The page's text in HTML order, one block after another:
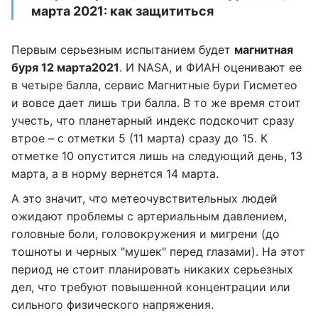
марта 2021: как защититься
Первым серьезным испытанием будет магнитная
буря 12 марта2021. И NASA, и ФИАН оценивают ее
в четыре балла, сервис Магнитные бури Гисметео
и вовсе дает лишь три балла. В то же время стоит
учесть, что планетарный индекс подскочит сразу
втрое – с отметки 5 (11 марта) сразу до 15. К
отметке 10 опустится лишь на следующий день, 13
марта, а в норму вернется 14 марта.
А это значит, что метеочувствительных людей
ожидают проблемы с артериальным давлением,
головные боли, головокружения и мигрени (до
тошноты и черных "мушек" перед глазами). На этот
период не стоит планировать никаких серьезных
дел, что требуют повышенной концентрации или
сильного физического напряжения.